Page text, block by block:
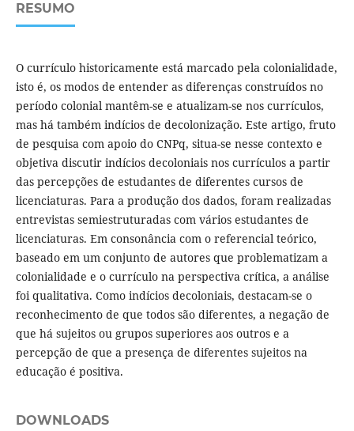
RESUMO
O currículo historicamente está marcado pela colonialidade,
isto é, os modos de entender as diferenças construídos no
período colonial mantêm-se e atualizam-se nos currículos,
mas há também indícios de decolonização. Este artigo, fruto
de pesquisa com apoio do CNPq, situa-se nesse contexto e
objetiva discutir indícios decoloniais nos currículos a partir
das percepções de estudantes de diferentes cursos de
licenciaturas. Para a produção dos dados, foram realizadas
entrevistas semiestruturadas com vários estudantes de
licenciaturas. Em consonância com o referencial teórico,
baseado em um conjunto de autores que problematizam a
colonialidade e o currículo na perspectiva crítica, a análise
foi qualitativa. Como indícios decoloniais, destacam-se o
reconhecimento de que todos são diferentes, a negação de
que há sujeitos ou grupos superiores aos outros e a
percepção de que a presença de diferentes sujeitos na
educação é positiva.
DOWNLOADS